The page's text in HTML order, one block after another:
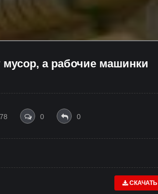
а рабочие машинки
0 0
СКАЧАТЬ